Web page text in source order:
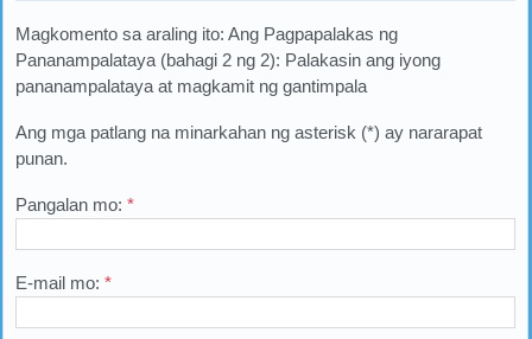
Magkomento sa araling ito: Ang Pagpapalakas ng
Pananampalataya (bahagi 2 ng 2): Palakasin ang iyong
pananampalataya at magkamit ng gantimpala
Ang mga patlang na minarkahan ng asterisk (*) ay nararapat
punan.
Pangalan mo: *
E-mail mo: *